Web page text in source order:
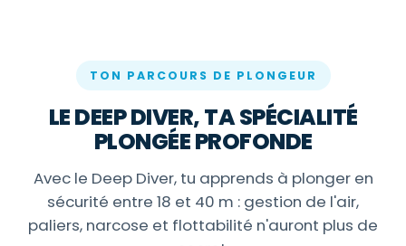
TON PARCOURS DE PLONGEUR
LE DEEP DIVER, TA SPÉCIALITÉ
PLONGÉE PROFONDE
Avec le Deep Diver, tu apprends à plonger en
sécurité entre 18 et 40 m : gestion de l'air,
paliers, narcose et flottabilité n'auront plus de